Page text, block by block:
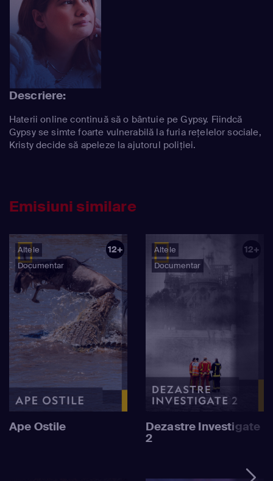
Descriere:
Haterii online continuă să o bântuie pe Gypsy. Fiindcă
Gypsy se simte foarte vulnerabilă la furia rețelelor sociale,
Kristy decide să apeleze la ajutorul poliției.
Emisiuni similare
Altele
Documentar
12+
Ape Ostile
Altele
Documentar
12+
Dezastre Investigate
2